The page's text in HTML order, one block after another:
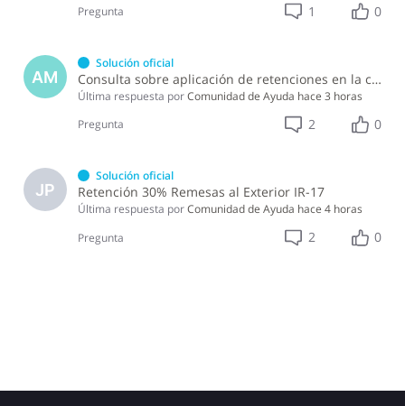
Pregunta
1 0
AM
Solución oficial
Consulta sobre aplicación de retenciones en la compra de alimentos a persona física
Última respuesta porComunidad de Ayuda hace 3 horas
Pregunta
2 0
JP
Solución oficial
Retención 30% Remesas al Exterior IR-17
Última respuesta porComunidad de Ayuda hace 4 horas
Pregunta
2 0